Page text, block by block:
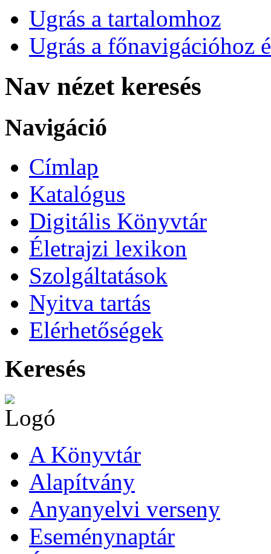
Ugrás a tartalomhoz
Ugrás a főnavigációhoz
Nav nézet keresés
Navigáció
Címlap
Katalógus
Digitális Könyvtár
Életrajzi lexikon
Szolgáltatások
Nyitva tartás
Elérhetőségek
Keresés
A Könyvtár
Alapítvány
Anyanyelvi verseny
Eseménynaptár